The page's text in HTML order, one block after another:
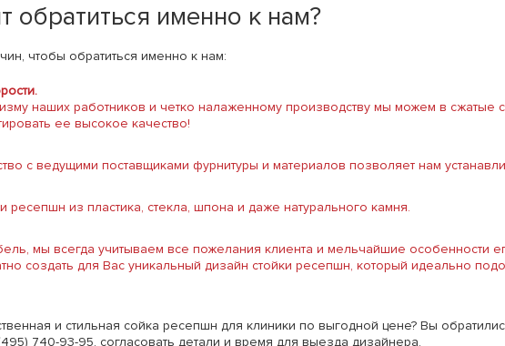
обратиться именно к нам?
чтобы обратиться именно к нам:
наших работников и четко налаженному производству мы можем в сжатые
ее высокое качество!
с ведущими поставщиками фурнитуры и материалов позволяет нам
ресепшн из пластика, стекла, шпона и даже натурального камня.
мы всегда учитываем все пожелания клиента и мельчайшие особенности
создать для Вас уникальный дизайн стойки ресепшн, который идеально
и стильная сойка ресепшн для клиники по выгодной цене? Вы
740-93-95, согласовать детали и время для выезда дизайнера.